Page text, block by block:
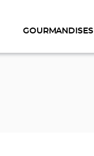
GOURMANDISES